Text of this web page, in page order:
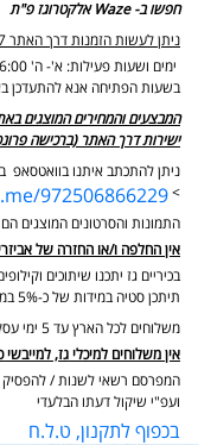
חפשו ב- Waze אלקטרוגז פ"ת
ניתן לעשות הזמנות דרך האתר 24/7 במשלוחים לכל הארץ
ימים ושעות פעילות: א'- ה' 8:00-16:00, שישי שבת - סגור,
בשעות הפתיחה אנא להתעדכן
המבצעים והמחירים המוצגים
ישירות דרך האתר (ברכישה
ניתן להתכתב איתנו בוואטסאפ
>
972506866229
התמונות והסרטונים המוצגים
אין החלפה ו/או החזרה של
בכיריים גז יתכנו שיתוכים
תיתכן סטיה במידות של כ-5% במוצרים שמיוצרים / מורכבים בעבודת יד
משלוחים לכל הארץ עד 5 ימי עסקים*
אין משלוחים למיכלי גז,
המפרסם רשאי לשנות /
ועפ"י שיקול דעתו הבלעדי
בכפוף לתקנון, ט.ל.ח